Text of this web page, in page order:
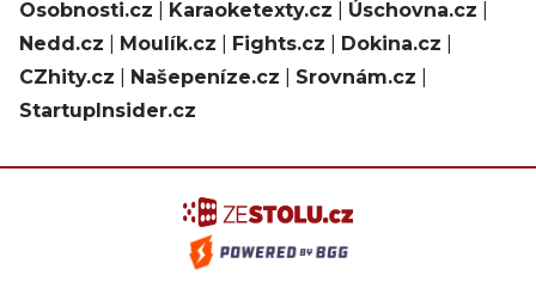
Osobnosti.cz
Karaoketexty.cz Úschovna.cz
Nedd.cz
Moulík.cz Fights.cz Dokina.cz
CZhity.cz
Našepeníze.cz Srovnám.cz
StartupInsider.cz